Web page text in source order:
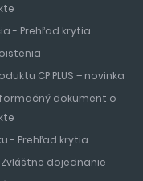
- Prehľad krytia
CP PLUS – novinka
dokument o
- Prehľad krytia
dojednanie